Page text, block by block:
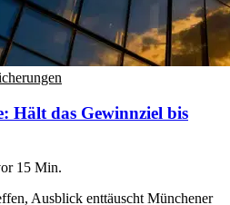
Hält das Gewinnziel bis
15 Min.
Ausblick enttäuscht Münchener